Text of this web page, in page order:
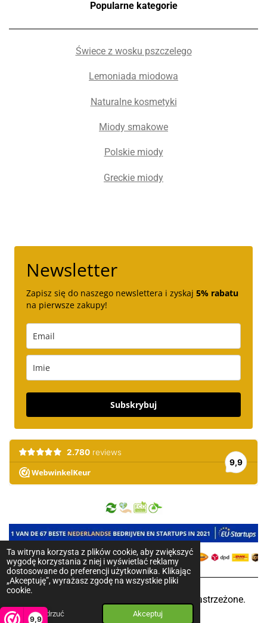
Ta witryna korzysta z plików cookie, aby zwiększyć
wygodę korzystania z niej i wyświetlać reklamy
dostosowane do preferencji użytkownika. Klikając
„Akceptuję”, wyrażasz zgodę na wszystkie pliki
cookie.
Odrzuć Akceptuj
9,9
Popularne kategorie
Świece z wosku pszczelego
Lemoniada miodowa
Naturalne kosmetyki
Miody smakowe
Polskie miody
Greckie miody
Newsletter
Zapisz się do naszego newslettera i zyskaj 5% rabatu
na pierwsze zakupy!
Subskrybuj
2018-2025 © Pure Honey. Wszystkie prawa zastrzeżone.
Sklep stworzony z